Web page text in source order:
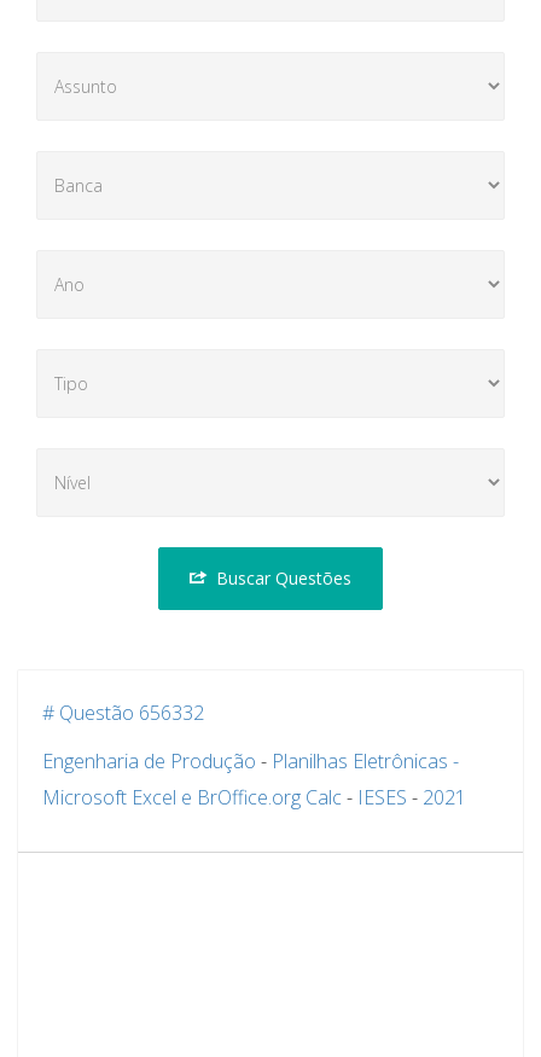
Buscar Questões
# Questão 656332
Engenharia de Produção - Planilhas Eletrônicas -
Microsoft Excel e BrOffice.org Calc- IESES - 2021